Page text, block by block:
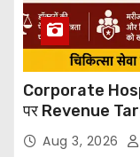
Corporate
पर Revenue
बड़ा कदम, NHRC
Aug 3, 2026